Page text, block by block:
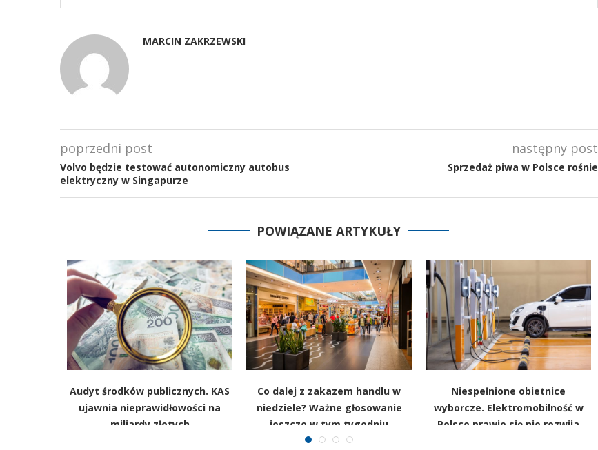
MARCIN ZAKRZEWSKI
poprzedni post
Volvo będzie testować autonomiczny autobus
elektryczny w Singapurze
następny post
Sprzedaż piwa w Polsce rośnie
POWIĄZANE ARTYKUŁY
Audyt środków publicznych. KAS
ujawnia nieprawidłowości na
miliardy złotych
Co dalej z zakazem handlu w
niedziele? Ważne głosowanie
jeszcze w tym tygodniu
Niespełnione obietnice
wyborcze. Elektromobilność w
Polsce prawie się nie rozwija